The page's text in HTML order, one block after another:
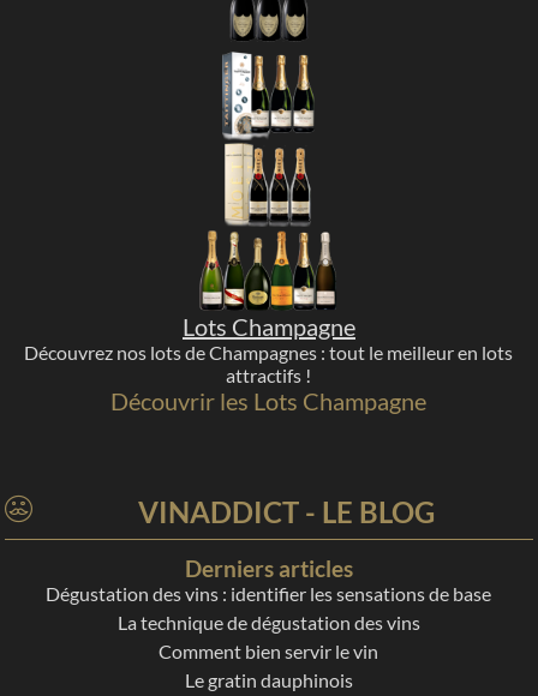
Lots Champagne
Découvrez nos lots de Champagnes : tout le meilleur en lots
attractifs !
Découvrir les Lots Champagne
VINADDICT - LE BLOG
Derniers articles
Dégustation des vins : identifier les sensations de base
La technique de dégustation des vins
Comment bien servir le vin
Le gratin dauphinois